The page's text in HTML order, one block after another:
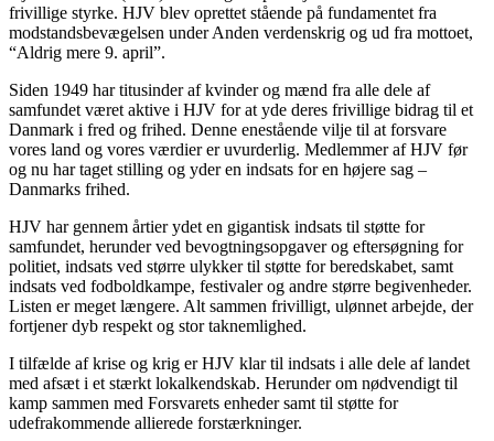
frivillige styrke. HJV blev oprettet stående på fundamentet fra
modstandsbevægelsen under Anden verdenskrig og ud fra mottoet,
“Aldrig mere 9. april”.
Siden 1949 har titusinder af kvinder og mænd fra alle dele af
samfundet været aktive i HJV for at yde deres frivillige bidrag til et
Danmark i fred og frihed. Denne enestående vilje til at forsvare
vores land og vores værdier er uvurderlig. Medlemmer af HJV før
og nu har taget stilling og yder en indsats for en højere sag –
Danmarks frihed.
HJV har gennem årtier ydet en gigantisk indsats til støtte for
samfundet, herunder ved bevogtningsopgaver og eftersøgning for
politiet, indsats ved større ulykker til støtte for beredskabet, samt
indsats ved fodboldkampe, festivaler og andre større begivenheder.
Listen er meget længere. Alt sammen frivilligt, ulønnet arbejde, der
fortjener dyb respekt og stor taknemlighed.
I tilfælde af krise og krig er HJV klar til indsats i alle dele af landet
med afsæt i et stærkt lokalkendskab. Herunder om nødvendigt til
kamp sammen med Forsvarets enheder samt til støtte for
udefrakommende allierede forstærkninger.